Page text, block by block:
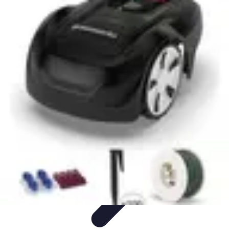
Retour en Classe
Activités Scolaires Rentrée ScolaireAménagement de
Activités et Ressources
Retour en Classe